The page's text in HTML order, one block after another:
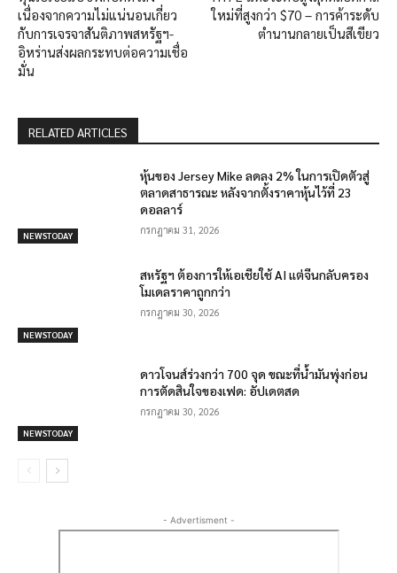
เนื่องจากความไม่แน่นอนเกี่ยว
กับการเจรจาสันติภาพสหรัฐฯ-
อิหร่านส่งผลกระทบต่อความเชื่อ
มั่น
ใหม่ที่สูงกว่า $70 – การค้าระดับ
ตำนานกลายเป็นสีเขียว
RELATED ARTICLES
NEWSTODAY
หุ้นของ Jersey Mike ลดลง 2% ในการเปิดตัวสู่
ตลาดสาธารณะ หลังจากตั้งราคาหุ้นไว้ที่ 23
ดอลลาร์
กรกฎาคม 31, 2026
NEWSTODAY
สหรัฐฯ ต้องการให้เอเชียใช้ AI แต่จีนกลับครอง
โมเดลราคาถูกกว่า
กรกฎาคม 30, 2026
NEWSTODAY
ดาวโจนส์ร่วงกว่า 700 จุด ขณะที่น้ำมันพุ่งก่อน
การตัดสินใจของเฟด: อัปเดตสด
กรกฎาคม 30, 2026
- Advertisment -